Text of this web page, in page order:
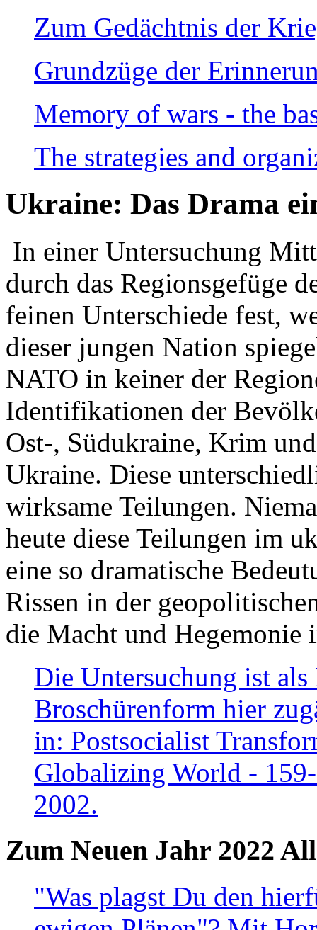
Zum Gedächtnis der
Grundzüge der
Memory of wars - the
The strategies and
Ukraine: Das Drama
In einer Untersuchung
durch das Regionsgefüge
feinen Unterschiede fest,
dieser jungen Nation
NATO in keiner der
Identifikationen der
Ost-, Südukraine, Krim
Ukraine. Diese
wirksame Teilungen.
heute diese Teilungen im
eine so dramatische
Rissen in der
die Macht und Hegemonie
Die Untersuchung ist
Broschürenform hier
in: Postsocialist
Globalizing World -
2002.
Zum Neuen Jahr 2022
"Was plagst Du den